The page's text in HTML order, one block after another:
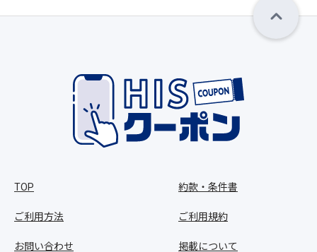
TOP
ご利用方法
お問い合わせ
約款・条件書
ご利用規約
掲載について